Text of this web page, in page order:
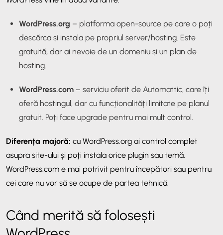
WordPress.org – platforma open-source pe care o poți
descărca și instala pe propriul server/hosting. Este
gratuită, dar ai nevoie de un domeniu și un plan de
hosting.
WordPress.com – serviciu oferit de Automattic, care îți
oferă hostingul, dar cu funcționalități limitate pe planul
gratuit. Poți face upgrade pentru mai mult control.
Diferența majoră: cu WordPress.org ai control complet
asupra site-ului și poți instala orice plugin sau temă.
WordPress.com e mai potrivit pentru începători sau pentru
cei care nu vor să se ocupe de partea tehnică.
Când merită să folosești